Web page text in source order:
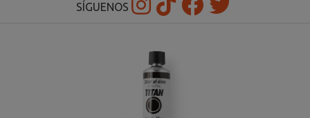
SÍGUENOS